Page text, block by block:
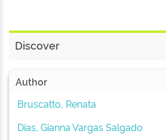
Discover
Author
Bruscatto, Renata
Dias, Gianna Vargas Salgado